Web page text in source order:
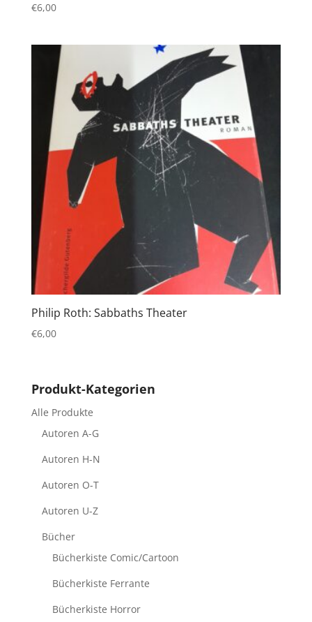
€6,00
Philip Roth: Sabbaths Theater
€6,00
Produkt-Kategorien
Alle Produkte
Autoren A-G
Autoren H-N
Autoren O-T
Autoren U-Z
Bücher
Bücherkiste Comic/Cartoon
Bücherkiste Ferrante
Bücherkiste Horror